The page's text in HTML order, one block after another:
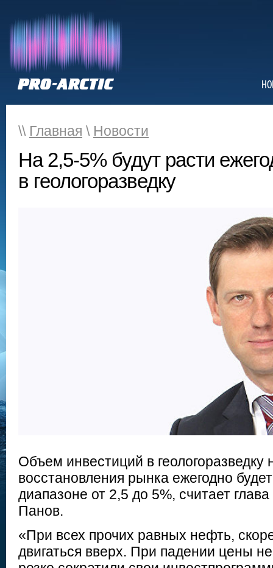
\\ Главная \ Новости
На 2,5-5% будут расти
в геологоразведку
Объем инвестиций в геологоразведку
восстановления рынка ежегодно
диапазоне от 2,5 до 5%, считает
Панов.
«При всех прочих равных нефть,
двигаться вверх. При падении цены